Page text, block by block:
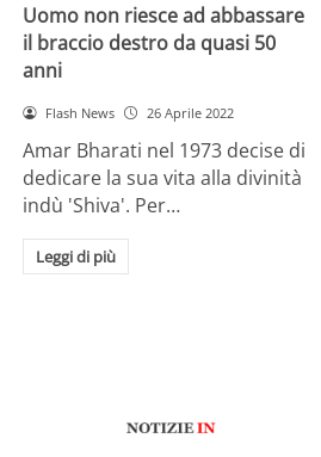
Uomo non riesce ad abbassare
il braccio destro da quasi 50
anni
Flash News 26 Aprile 2022
Amar Bharati nel 1973 decise di
dedicare la sua vita alla divinità
indù 'Shiva'. Per…
Leggi di più